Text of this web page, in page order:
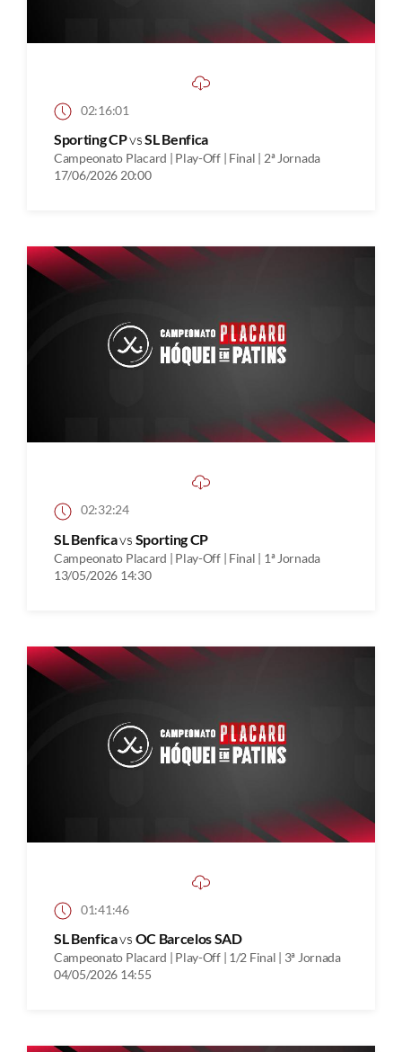
02:16:01
Sporting CPvsSL Benfica
Campeonato Placard | Play-Off | Final | 2ª Jornada
17/06/2026 20:00
02:32:24
SL Benficavs Sporting CP
Campeonato Placard | Play-Off | Final | 1ª Jornada
13/05/2026 14:30
01:41:46
SL Benficavs OC Barcelos SAD
Campeonato Placard | Play-Off | 1/2 Final | 3ª Jornada
04/05/2026 14:55